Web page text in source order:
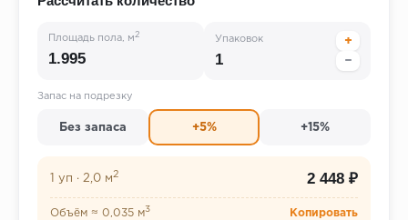
Площадь пола, м 2
Упаковок
+
−
Запас на подрезку
Без запаса +5% +15%
1 уп · 2,0 м 2 2 448 ₽
Объём ≈ 0,035 м3 Копировать